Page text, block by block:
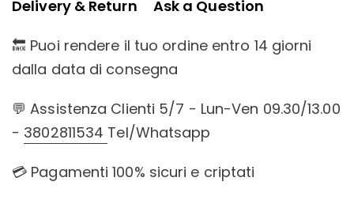
Delivery & Return
Ask a Question
🔙 Puoi rendere il tuo ordine entro 14 giorni
dalla data di consegna
💬 Assistenza Clienti 5/7 - Lun-Ven 09.30/13.00
- 3802811534 Tel/Whatsapp
💳 Pagamenti 100% sicuri e criptati